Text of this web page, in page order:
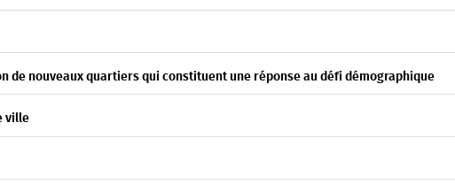
de nouveaux quartiers qui constituent une réponse au défi démographique
ville